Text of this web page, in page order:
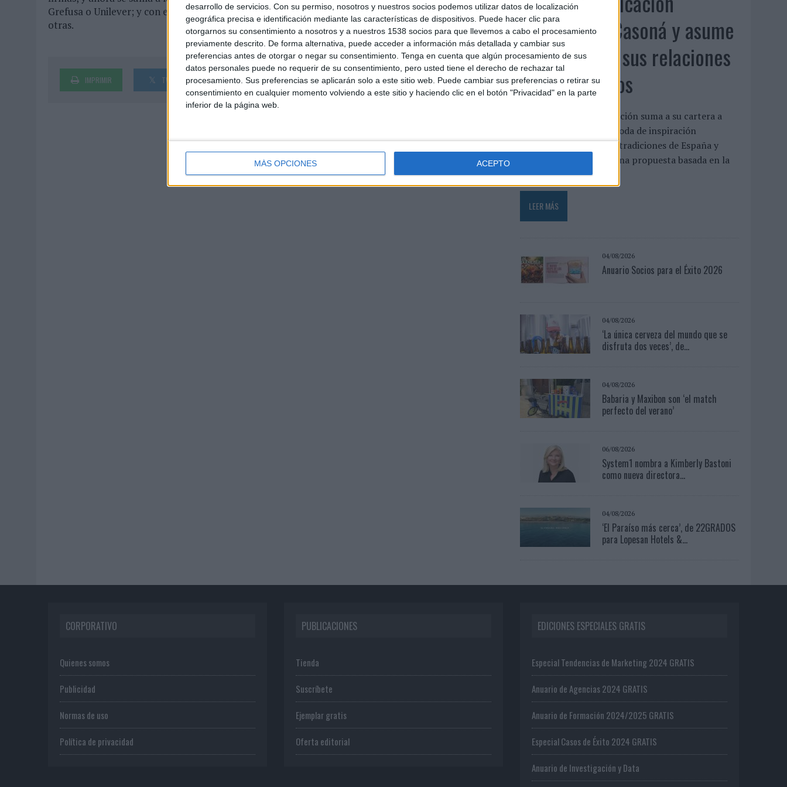
desarrollo de servicios. Con su permiso, nosotros y nuestros socios podemos utilizar datos de localización
geográfica precisa e identificación mediante las características de dispositivos. Puede hacer clic para
otorgarnos su consentimiento a nosotros y a nuestros 1538 socios para que llevemos a cabo el procesamiento
previamente descrito. De forma alternativa, puede acceder a información más detallada y cambiar sus
preferencias antes de otorgar o negar su consentimiento. Tenga en cuenta que algún procesamiento de sus
datos personales puede no requerir de su consentimiento, pero usted tiene el derecho de rechazar tal
procesamiento. Sus preferencias se aplicarán solo a este sitio web. Puede cambiar sus preferencias o retirar su
consentimiento en cualquier momento volviendo a este sitio y haciendo clic en el botón "Privacidad" en la parte
inferior de la página web.
MÁS OPCIONES ACEPTO
Grefusa o Unilever; y con especialistas en franquicias y retail como Alain Afflelou o Norauto, entre
otras.
IMPRIMIR TWEET SHARE SHARE ENVIAR PIN
incorpora a Casoná y asume
la gestión de sus relaciones
con los medios
La agencia de comunicación suma a su cartera a
Casoná, una firma de moda de inspiración
resortwear que une las tradiciones de España y
Venezuela a través de una propuesta basada en la
artesanía, el...
LEER MÁS
04/08/2026
Anuario Socios para el Éxito 2026
04/08/2026
‘La única cerveza del mundo que se
disfruta dos veces’, de...
04/08/2026
Babaria y Maxibon son ‘el match
perfecto del verano’
06/08/2026
System1 nombra a Kimberly Bastoni
como nueva directora...
04/08/2026
‘El Paraíso más cerca’, de 22GRADOS
para Lopesan Hotels &...
CORPORATIVO
Quienes somos
Publicidad
Normas de uso
Política de privacidad
PUBLICACIONES
Tienda
Suscríbete
Ejemplar gratis
Oferta editorial
EDICIONES ESPECIALES GRATIS
Especial Tendencias de Marketing 2024 GRATIS
Anuario de Agencias 2024 GRATIS
Anuario de Formación 2024/2025 GRATIS
Especial Casos de Éxito 2024 GRATIS
Anuario de Investigación y Data